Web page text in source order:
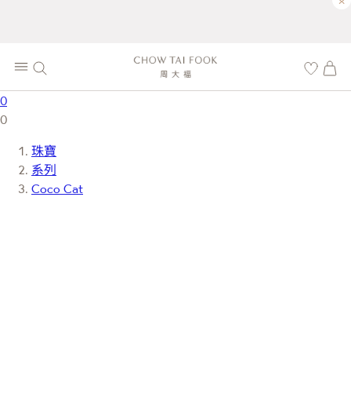
0
0
珠寶
系列
Coco Cat